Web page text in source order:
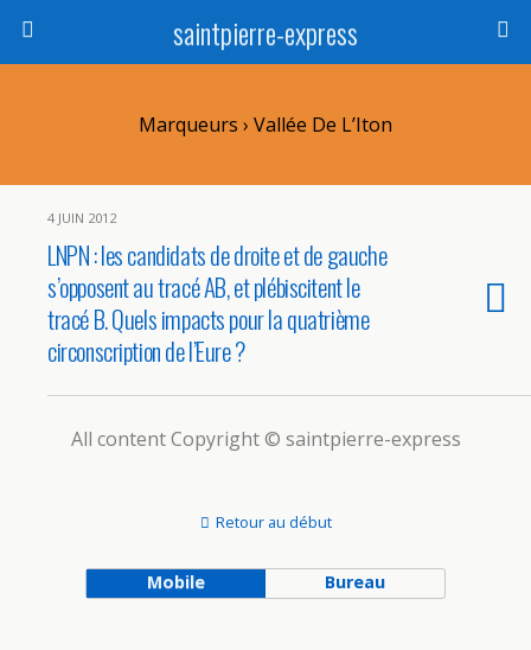
saintpierre-express
Marqueurs › Vallée De L’Iton
4 JUIN 2012
LNPN : les candidats de droite et de gauche
s’opposent au tracé AB, et plébiscitent le
tracé B. Quels impacts pour la quatrième
circonscription de l’Eure ?
All content Copyright © saintpierre-express
Retour au début
Mobile Bureau